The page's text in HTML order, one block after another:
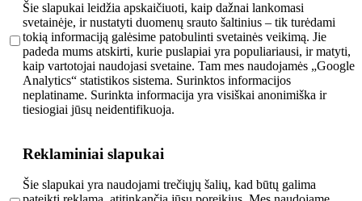
Šie slapukai leidžia apskaičiuoti, kaip dažnai lankomasi
svetainėje, ir nustatyti duomenų srauto šaltinius – tik turėdami
tokią informaciją galėsime patobulinti svetainės veikimą. Jie
padeda mums atskirti, kurie puslapiai yra populiariausi, ir matyti,
kaip vartotojai naudojasi svetaine. Tam mes naudojamės „Google
Analytics“ statistikos sistema. Surinktos informacijos
neplatiname. Surinkta informacija yra visiškai anonimiška ir
tiesiogiai jūsų neidentifikuoja.
Reklaminiai slapukai
Šie slapukai yra naudojami trečiųjų šalių, kad būtų galima